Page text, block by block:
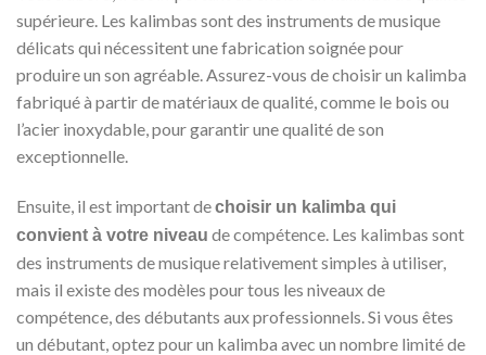
supérieure. Les kalimbas sont des instruments de musique
délicats qui nécessitent une fabrication soignée pour
produire un son agréable. Assurez-vous de choisir un kalimba
fabriqué à partir de matériaux de qualité, comme le bois ou
l’acier inoxydable, pour garantir une qualité de son
exceptionnelle.
Ensuite, il est important dechoisir un kalimba qui
convient à votre niveau de compétence. Les kalimbas sont
des instruments de musique relativement simples à utiliser,
mais il existe des modèles pour tous les niveaux de
compétence, des débutants aux professionnels. Si vous êtes
un débutant, optez pour un kalimba avec un nombre limité de